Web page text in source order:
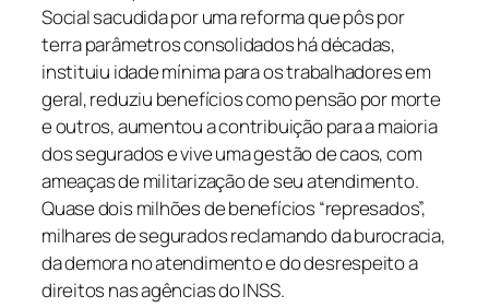
Social sacudida por uma reforma que pôs por
terra parâmetros consolidados há décadas,
instituiu idade mínima para os trabalhadores em
geral, reduziu benefícios como pensão por morte
e outros, aumentou a contribuição para a maioria
dos segurados e vive uma gestão de caos, com
ameaças de militarização de seu atendimento.
Quase dois milhões de benefícios “represados”,
milhares de segurados reclamando da burocracia,
da demora no atendimento e do desrespeito a
direitos nas agências do INSS.